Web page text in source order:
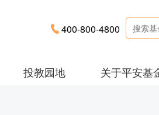
400-800-4800
投教园地 关于平安基